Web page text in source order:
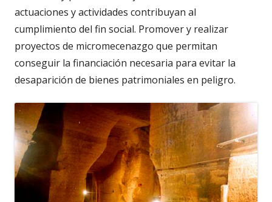
actuaciones y actividades contribuyan al
cumplimiento del fin social. Promover y realizar
proyectos de micromecenazgo que permitan
conseguir la financiación necesaria para evitar la
desaparición de bienes patrimoniales en peligro.